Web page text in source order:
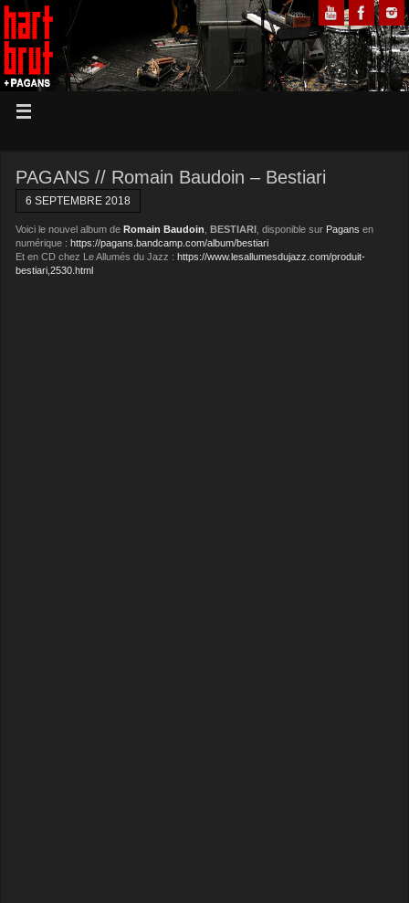
PAGANS // Romain Baudoin – Bestiari
6 SEPTEMBRE 2018
Voici le nouvel album deRomain Baudoin ,BESTIARI , disponible sur Pagans en
numérique :https://pagans.bandcamp.com/album/bestiari
Et en CD chez Le Allumés du Jazz :https://www.lesallumesdujazz.com/produit-
bestiari,2530.html